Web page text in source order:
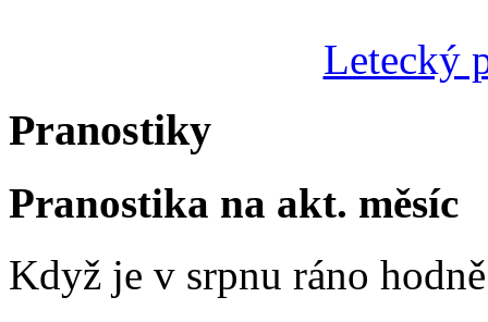
Letecký
Pranostiky
Pranostika na akt. měsíc
Když je v srpnu ráno